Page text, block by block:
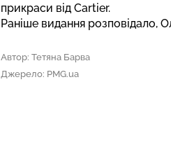
прикраси від Cartier.
Раніше видання розповідало,
Автор: Тетяна Барва
Джерело: PMG.ua